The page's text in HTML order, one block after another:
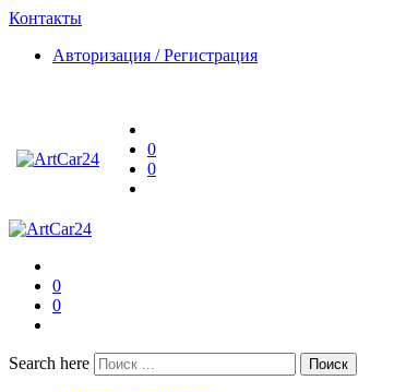
Контакты
Авторизация / Регистрация
0
0
0
0
Search here Поиск